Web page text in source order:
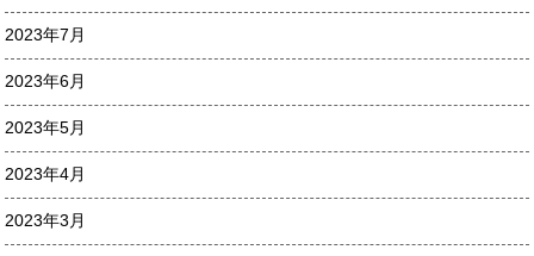
2023年7月
2023年6月
2023年5月
2023年4月
2023年3月